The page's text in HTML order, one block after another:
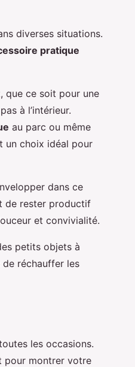
diverses situations.
pratique
que ce soit pour une
à l’intérieur.
au parc ou même
un choix idéal pour
dans ce
de rester productif
et convivialité.
petits objets à
réchauffer les
les occasions.
pour montrer votre